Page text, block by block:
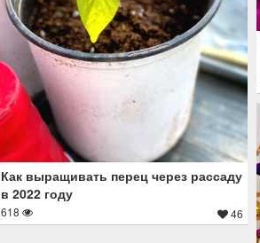
Как выращивать перец через рассаду
в 2022 году
618 46